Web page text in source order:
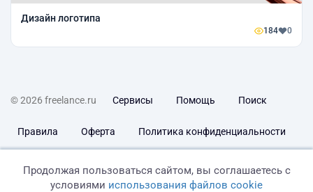
Дизайн логотипа
184 0
© 2026 freelance.ru Сервисы Помощь Поиск
Правила Оферта Политика конфиденциальности
Продолжая пользоваться сайтом, вы соглашаетесь с
условиями использования файлов cookie